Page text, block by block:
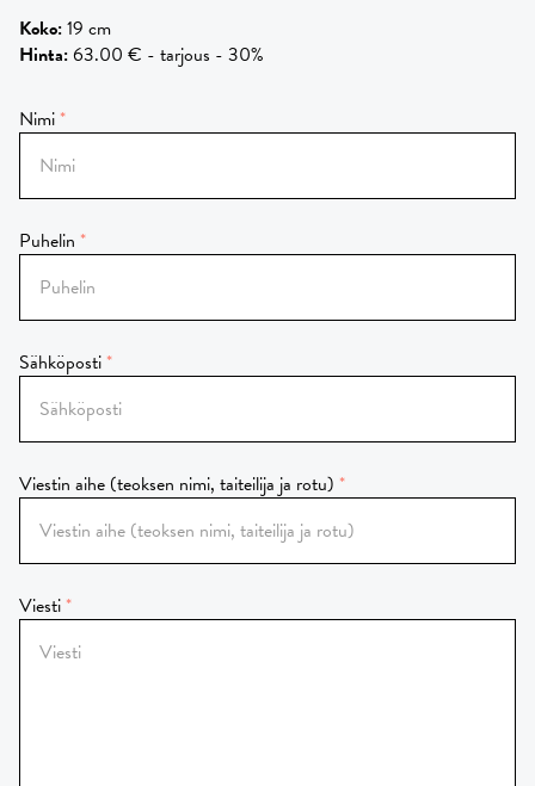
Koko:19 cm
Hinta:63.00 € - tarjous - 30%
Nimi
Puhelin
Sähköposti
Viestin aihe (teoksen nimi, taiteilija ja rotu)
Viesti